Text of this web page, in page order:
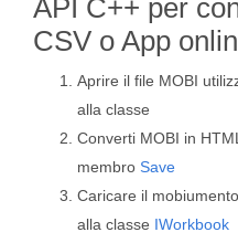
API C++ per
CSV o App
Aprire il file MOBI
alla classe
Converti MOBI in
membro Save
Caricare il
alla classe IWorkbook